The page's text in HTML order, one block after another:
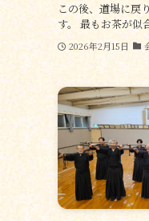
この後、道場に戻
す。 最もお茶が似
2026年2月15日